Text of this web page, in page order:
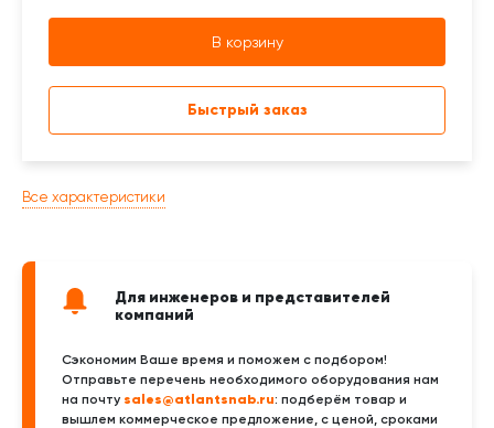
Все характеристики
Для инженеров и представителей
компаний
Сэкономим Ваше время и поможем с подбором!
Отправьте перечень необходимого оборудования нам
на почту sales@atlantsnab.ru: подберём товар и
вышлем коммерческое предложение, с ценой, сроками
В корзину
Быстрый заказ